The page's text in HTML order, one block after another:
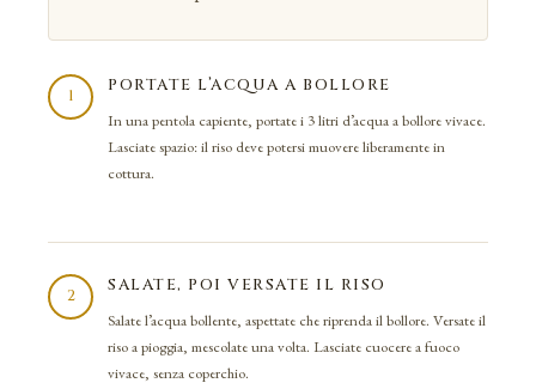
1
PORTATE L’ACQUA A BOLLORE
In una pentola capiente, portate i 3 litri d’acqua a bollore vivace.
Lasciate spazio: il riso deve potersi muovere liberamente in
cottura.
2
SALATE, POI VERSATE IL RISO
Salate l’acqua bollente, aspettate che riprenda il bollore. Versate il
riso a pioggia, mescolate una volta. Lasciate cuocere a fuoco
vivace, senza coperchio.